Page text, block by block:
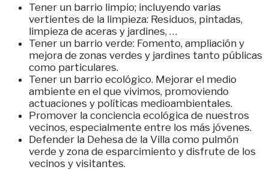
Tener un barrio limpio; incluyendo varias
vertientes de la limpieza: Residuos, pintadas,
limpieza de aceras y jardines, …
Tener un barrio verde: Fomento, ampliación y
mejora de zonas verdes y jardines tanto públicas
como particulares.
Tener un barrio ecológico. Mejorar el medio
ambiente en el que vivimos, promoviendo
actuaciones y políticas medioambientales.
Promover la conciencia ecológica de nuestros
vecinos, especialmente entre los más jóvenes.
Defender la Dehesa de la Villa como pulmón
verde y zona de esparcimiento y disfrute de los
vecinos y visitantes.